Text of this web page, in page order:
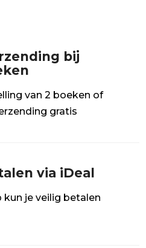
bij
van 2 boeken of
gratis
via iDeal
kun je veilig betalen